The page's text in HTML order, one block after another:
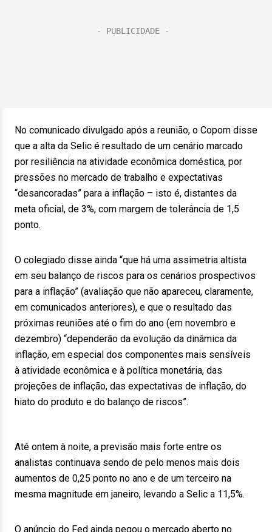
No comunicado divulgado após a reunião, o Copom disse
que a alta da Selic é resultado de um cenário marcado
por resiliência na atividade econômica doméstica, por
pressões no mercado de trabalho e expectativas
“desancoradas” para a inflação – isto é, distantes da
meta oficial, de 3%, com margem de tolerância de 1,5
ponto.
O colegiado disse ainda “que há uma assimetria altista
em seu balanço de riscos para os cenários prospectivos
para a inflação” (avaliação que não apareceu, claramente,
em comunicados anteriores), e que o resultado das
próximas reuniões até o fim do ano (em novembro e
dezembro) “dependerão da evolução da dinâmica da
inflação, em especial dos componentes mais sensíveis
à atividade econômica e à política monetária, das
projeções de inflação, das expectativas de inflação, do
hiato do produto e do balanço de riscos”.
Até ontem à noite, a previsão mais forte entre os
analistas continuava sendo de pelo menos mais dois
aumentos de 0,25 ponto no ano e de um terceiro na
mesma magnitude em janeiro, levando a Selic a 11,5%.
O anúncio do Fed ainda pegou o mercado aberto no